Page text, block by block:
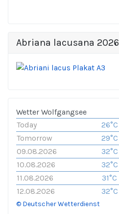
Abriana lacusana 2026
Wetter Wolfgangsee
Today
26°C
Tomorrow
29°C
09.08.2026
32°C
10.08.2026
32°C
11.08.2026
31°C
12.08.2026
32°C
© Deutscher Wetterdienst